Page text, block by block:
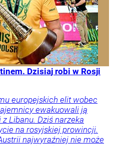
Dzisiaj robi w Rosji
europejskich elit wobec
ewakuowali ją
Libanu. Dziś narzeka
na rosyjskiej prowincji.
najwyraźniej nie może